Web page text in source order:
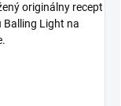
originálny recept
Balling Light na